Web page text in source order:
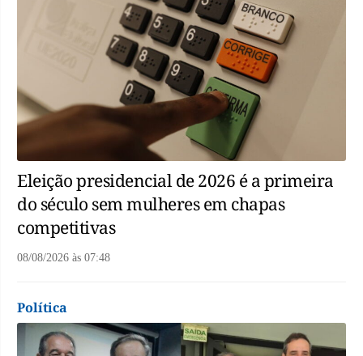
Eleição presidencial de 2026 é a primeira
do século sem mulheres em chapas
competitivas
08/08/2026 às 07:48
Política